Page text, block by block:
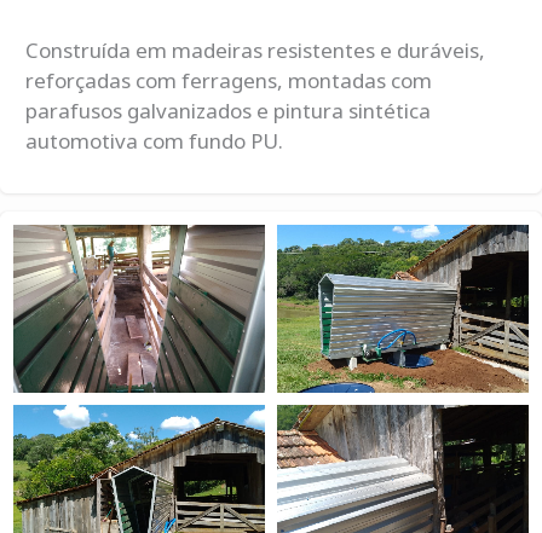
Construída em madeiras resistentes e duráveis,
reforçadas com ferragens, montadas com
parafusos galvanizados e pintura sintética
automotiva com fundo PU.